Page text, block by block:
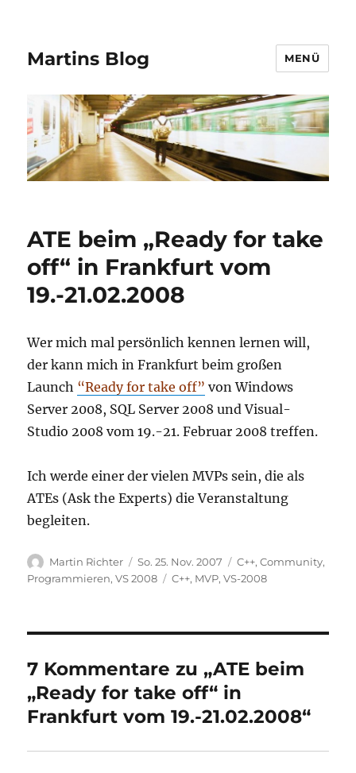
Martins Blog MENÜ
ATE beim „Ready for take
off“ in Frankfurt vom
19.-21.02.2008
Wer mich mal persönlich kennen lernen will,
der kann mich in Frankfurt beim großen
Launch “Ready for take off” von Windows
Server 2008, SQL Server 2008 und Visual-
Studio 2008 vom 19.-21. Februar 2008 treffen.
Ich werde einer der vielen MVPs sein, die als
ATEs (Ask the Experts) die Veranstaltung
begleiten.
Autor
Martin Richter
Veröffentlicht
am
So. 25. Nov. 2007 Kategorien
C++,Community,
Programmieren,VS 2008 Schlagwörter
C++, MVP,VS-2008
7 Kommentare zu „ATE beim
„Ready for take off“ in
Frankfurt vom 19.-21.02.2008“